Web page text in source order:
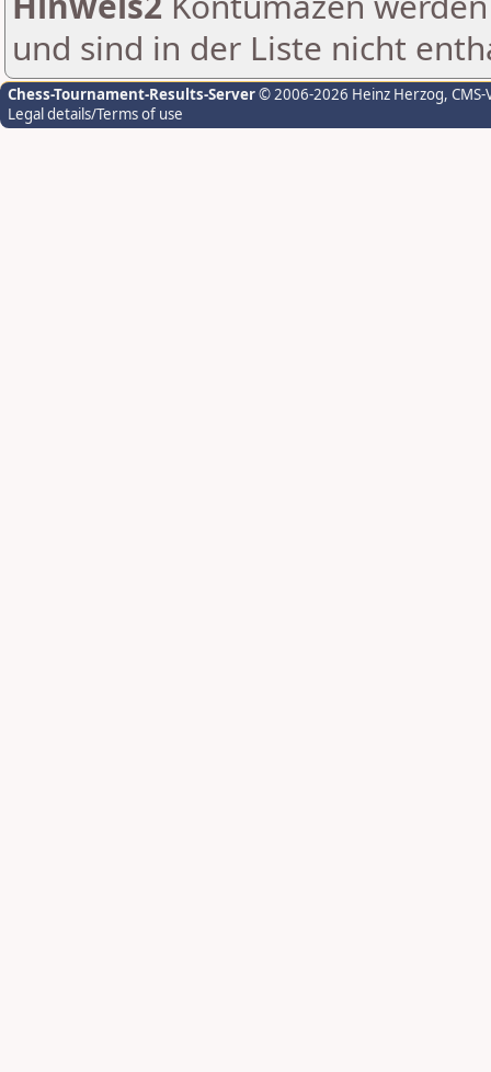
und sind in der Liste nicht
Chess-Tournament-Results-Server© 2006-2026 Heinz Herzog,
Legal details/Terms of use